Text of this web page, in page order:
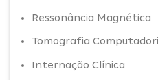
Ressonância Magnética
Tomografia
Internação Clínica